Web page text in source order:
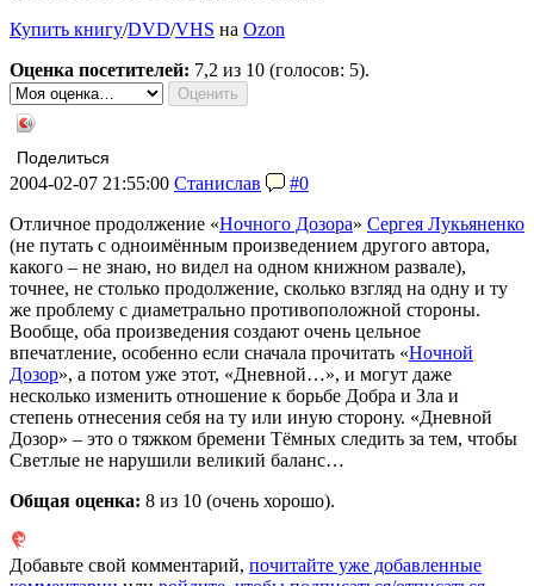
Купить книгу/DVD/VHS на Ozon
Оценка посетителей: 7,2 из 10 (голосов: 5).
Поделиться
2004-02-07 21:55:00 Станислав
#0
Отличное продолжение «Ночного Дозора» Сергея Лукьяненко
(не путать с одноимённым произведением другого автора,
какого – не знаю, но видел на одном книжном развале),
точнее, не столько продолжение, сколько взгляд на одну и ту
же проблему с диаметрально противоположной стороны.
Вообще, оба произведения создают очень цельное
впечатление, особенно если сначала прочитать «Ночной
Дозор», а потом уже этот, «Дневной…», и могут даже
несколько изменить отношение к борьбе Добра и Зла и
степень отнесения себя на ту или иную сторону. «Дневной
Дозор» – это о тяжком бремени Тёмных следить за тем, чтобы
Светлые не нарушили великий баланс…
Общая оценка: 8 из 10 (очень хорошо).
Добавьте свой комментарий, почитайте уже добавленные